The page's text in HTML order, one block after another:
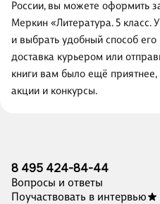
России, вы можете оформить
Меркин «Литература. 5 класс.
и выбрать удобный способ
доставка курьером или
книги вам было ещё
акции и конкурсы.
8 495 424-84-44
Вопросы и ответы
Поучаствовать в интервью